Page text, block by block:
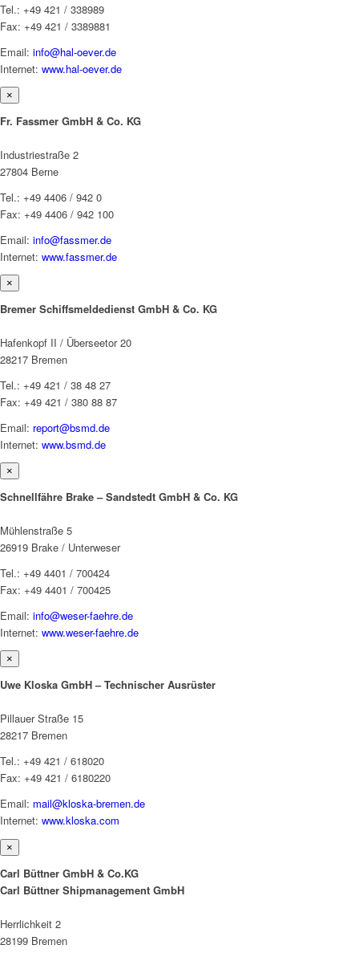
Tel.: +49 421 / 338989
Fax: +49 421 / 3389881
Email: info@hal-oever.de
Internet: www.hal-oever.de
×
Fr. Fassmer GmbH & Co. KG
Industriestraße 2
27804 Berne
Tel.: +49 4406 / 942 0
Fax: +49 4406 / 942 100
Email: info@fassmer.de
Internet: www.fassmer.de
×
Bremer Schiffsmeldedienst GmbH & Co. KG
Hafenkopf II / Überseetor 20
28217 Bremen
Tel.: +49 421 / 38 48 27
Fax: +49 421 / 380 88 87
Email: report@bsmd.de
Internet: www.bsmd.de
×
Schnellfähre Brake – Sandstedt GmbH & Co. KG
Mühlenstraße 5
26919 Brake / Unterweser
Tel.: +49 4401 / 700424
Fax: +49 4401 / 700425
Email: info@weser-faehre.de
Internet: www.weser-faehre.de
×
Uwe Kloska GmbH – Technischer Ausrüster
Pillauer Straße 15
28217 Bremen
Tel.: +49 421 / 618020
Fax: +49 421 / 6180220
Email: mail@kloska-bremen.de
Internet: www.kloska.com
×
Carl Büttner GmbH & Co.KG
Carl Büttner Shipmanagement GmbH
Herrlichkeit 2
28199 Bremen